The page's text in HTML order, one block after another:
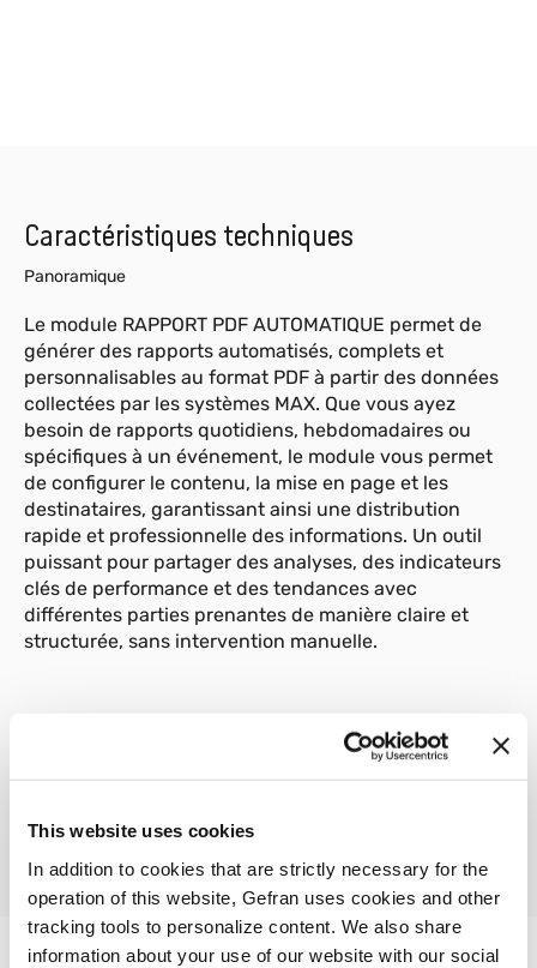
This website uses cookies
In addition to cookies that are strictly necessary for the
operation of this website, Gefran uses cookies and other
tracking tools to personalize content. We also share
information about your use of our website with our social
Caractéristiques techniques
Panoramique
Le module RAPPORT PDF AUTOMATIQUE permet de
générer des rapports automatisés, complets et
personnalisables au format PDF à partir des données
collectées par les systèmes MAX. Que vous ayez
besoin de rapports quotidiens, hebdomadaires ou
spécifiques à un événement, le module vous permet
de configurer le contenu, la mise en page et les
destinataires, garantissant ainsi une distribution
rapide et professionnelle des informations. Un outil
puissant pour partager des analyses, des indicateurs
clés de performance et des tendances avec
différentes parties prenantes de manière claire et
structurée, sans intervention manuelle.
01 Description